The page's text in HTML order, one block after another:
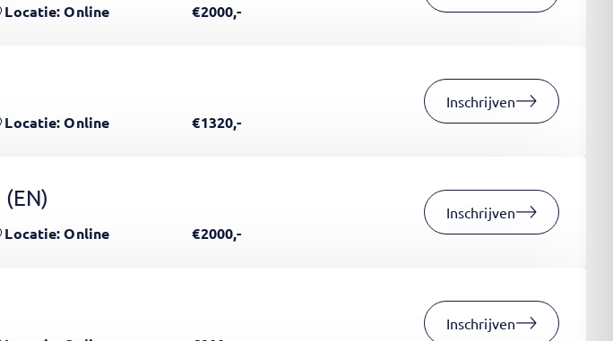
Locatie: Online €2000,-
Locatie: Online €1320,-
Inschrijven
(EN)
Locatie: Online €2000,-
Inschrijven
Inschrijven